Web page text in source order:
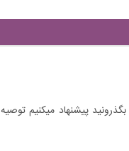
پیشنهاد میکنیم توصیه